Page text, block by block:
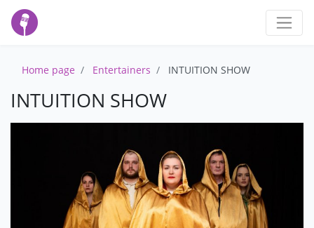
Home page Entertainers INTUITION SHOW
INTUITION SHOW